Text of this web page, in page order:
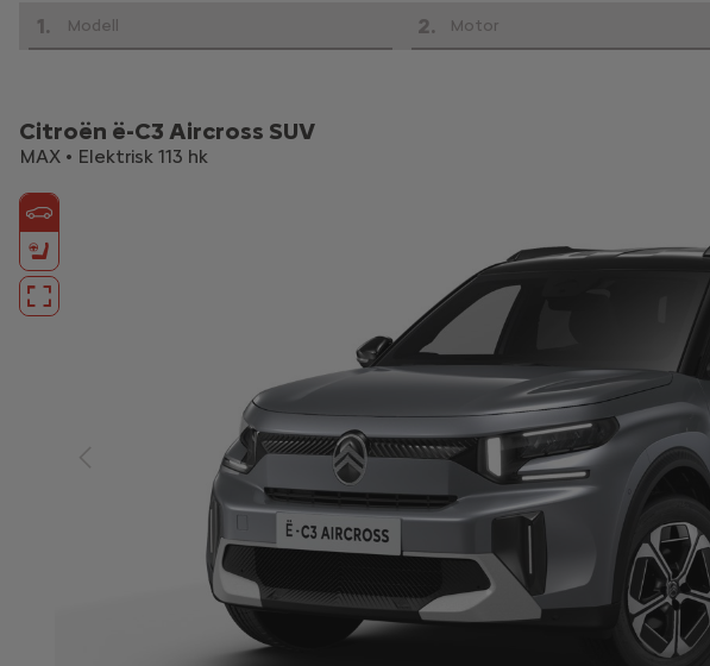
1. Modell 2. Motor
Citroën ë-C3 Aircross SUV
MAX • Elektrisk 113 hk